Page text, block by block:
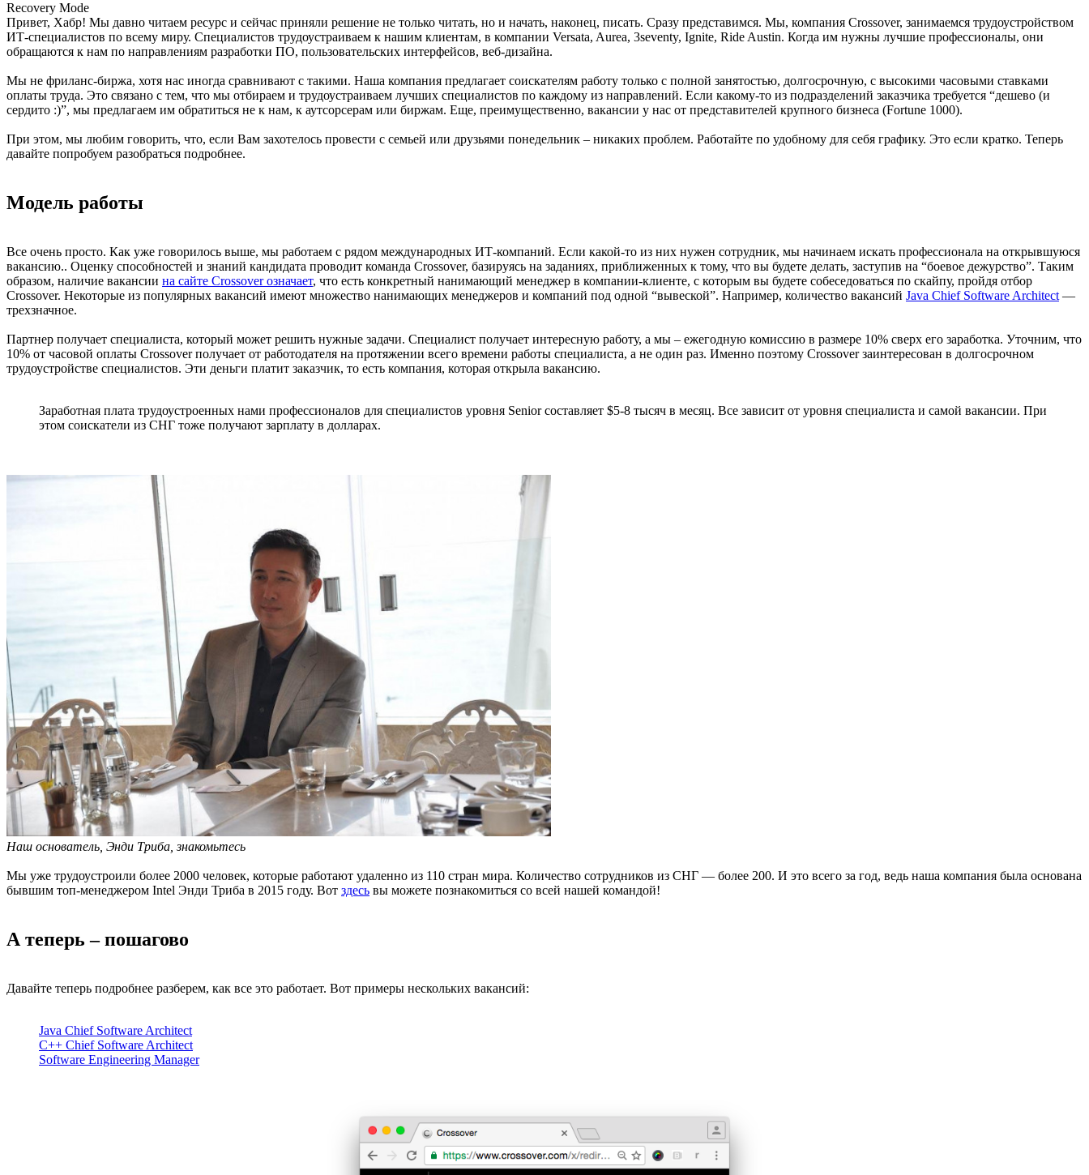
Recovery Mode
Привет, Хабр! Мы давно читаем ресурс и сейчас приняли решение не только читать, но и начать, наконец, писать. Сразу представимся. Мы, компания Crossover, занимаемся трудоустройством
ИТ-специалистов по всему миру. Специалистов трудоустраиваем к нашим клиентам, в компании Versata, Aurea, 3seventy, Ignite, Ride Austin. Когда им нужны лучшие профессионалы, они
обращаются к нам по направлениям разработки ПО, пользовательских интерфейсов, веб-дизайна.
Мы не фриланс-биржа, хотя нас иногда сравнивают с такими. Наша компания предлагает соискателям работу только с полной занятостью, долгосрочную, с высокими часовыми ставками
оплаты труда. Это связано с тем, что мы отбираем и трудоустраиваем лучших специалистов по каждому из направлений. Если какому-то из подразделений заказчика требуется “дешево (и
сердито :)”, мы предлагаем им обратиться не к нам, к аутсорсерам или биржам. Еще, преимущественно, вакансии у нас от представителей крупного бизнеса (Fortune 1000).
При этом, мы любим говорить, что, если Вам захотелось провести с семьей или друзьями понедельник – никаких проблем. Работайте по удобному для себя графику. Это если кратко. Теперь
давайте попробуем разобраться подробнее.
Модель работы
Все очень просто. Как уже говорилось выше, мы работаем с рядом международных ИТ-компаний. Если какой-то из них нужен сотрудник, мы начинаем искать профессионала на открывшуюся
вакансию.. Оценку способностей и знаний кандидата проводит команда Crossover, базируясь на заданиях, приближенных к тому, что вы будете делать, заступив на “боевое дежурство”. Таким
образом, наличие вакансии на сайте Crossover означает, что есть конкретный нанимающий менеджер в компании-клиенте, с которым вы будете собеседоваться по скайпу, пройдя отбор
Crossover. Некоторые из популярных вакансий имеют множество нанимающих менеджеров и компаний под одной “вывеской”. Например, количество вакансий Java Chief Software Architect —
трехзначное.
Партнер получает специалиста, который может решить нужные задачи. Специалист получает интересную работу, а мы – ежегодную комиссию в размере 10% сверх его заработка. Уточним, что
10% от часовой оплаты Crossover получает от работодателя на протяжении всего времени работы специалиста, а не один раз. Именно поэтому Crossover заинтересован в долгосрочном
трудоустройстве специалистов. Эти деньги платит заказчик, то есть компания, которая открыла вакансию.
Заработная плата трудоустроенных нами профессионалов для специалистов уровня Senior составляет $5-8 тысяч в месяц. Все зависит от уровня специалиста и самой вакансии. При
этом соискатели из СНГ тоже получают зарплату в долларах.
Наш основатель, Энди Триба, знакомьтесь
Мы уже трудоустроили более 2000 человек, которые работают удаленно из 110 стран мира. Количество сотрудников из СНГ — более 200. И это всего за год, ведь наша компания была основана
бывшим топ-менеджером Intel Энди Триба в 2015 году. Вот здесь вы можете познакомиться со всей нашей командой!
А теперь – пошагово
Давайте теперь подробнее разберем, как все это работает. Вот примеры нескольких вакансий:
Java Chief Software Architect
C++ Chief Software Architect
Software Engineering Manager